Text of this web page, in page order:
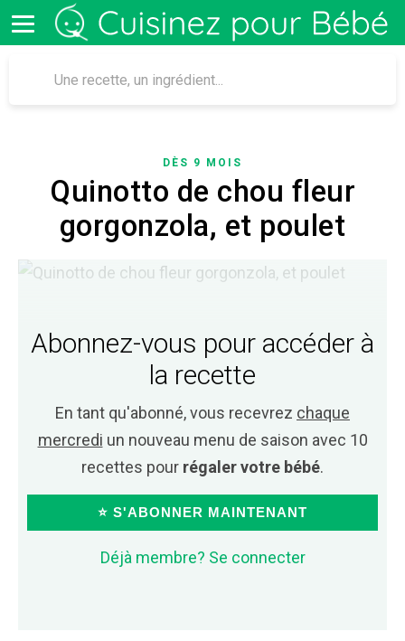
DÈS 9 MOIS
Quinotto de chou fleur
gorgonzola, et poulet
Abonnez-vous pour accéder à
la recette
En tant qu'abonné, vous recevrez chaque
mercredi un nouveau menu de saison avec 10
recettes pour régaler votre bébé.
⭐ S'ABONNER MAINTENANT
Déjà membre? Se connecter